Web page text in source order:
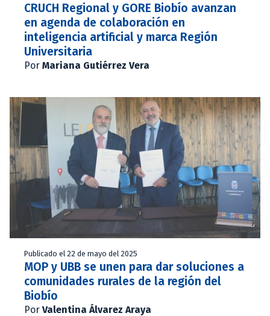
CRUCH Regional y GORE Biobío avanzan
en agenda de colaboración en
inteligencia artificial y marca Región
Universitaria
Por Mariana Gutiérrez Vera
Publicado el 22 de mayo del 2025
MOP y UBB se unen para dar soluciones a
comunidades rurales de la región del
Biobío
Por Valentina Álvarez Araya